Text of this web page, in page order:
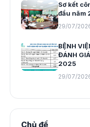
Sơ kết
đầu năm
29/07/
BỆNH
ĐÁNH
2025
29/07/
Chủ đề